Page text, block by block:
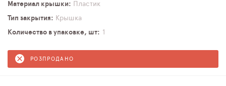
Материал крышки
Пластик
Тип закрытия
Крышка
Количество в упаковке, шт
1
РОЗПРОДАНО